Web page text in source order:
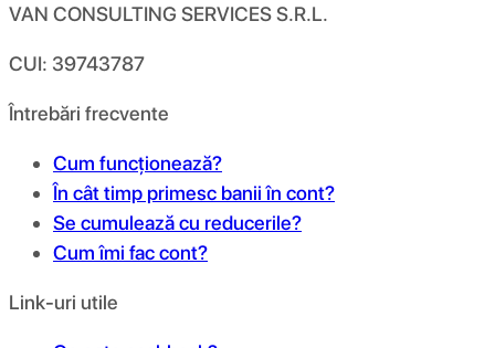
VAN CONSULTING SERVICES S.R.L.
CUI: 39743787
Întrebări frecvente
Cum funcționează?
În cât timp primesc banii în cont?
Se cumulează cu reducerile?
Cum îmi fac cont?
Link-uri utile